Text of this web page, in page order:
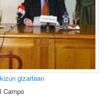
gizartean
Campo